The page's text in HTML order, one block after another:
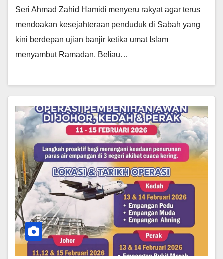
Seri Ahmad Zahid Hamidi menyeru rakyat agar terus
mendoakan kesejahteraan penduduk di Sabah yang
kini berdepan ujian banjir ketika umat Islam
menyambut Ramadan. Beliau…